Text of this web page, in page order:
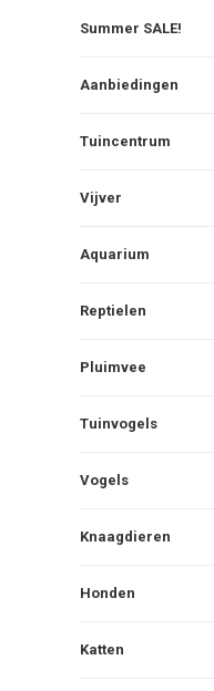
Summer SALE!
Aanbiedingen
Tuincentrum
Vijver
Aquarium
Reptielen
Pluimvee
Tuinvogels
Vogels
Knaagdieren
Honden
Katten